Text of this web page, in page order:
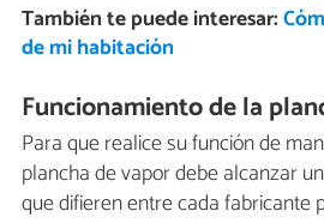
También te puede interesar:
de mi habitación
Funcionamiento de la
Para que realice su función de
plancha de vapor debe alcanzar
que difieren entre cada fabricante